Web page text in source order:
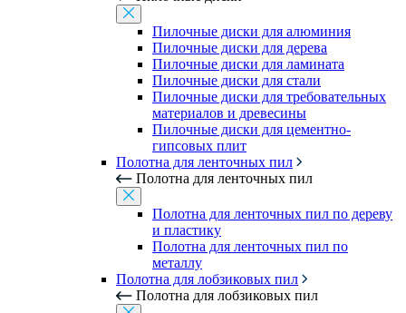
Пилочные диски для алюминия
Пилочные диски для дерева
Пилочные диски для ламината
Пилочные диски для стали
Пилочные диски для требовательных
материалов и древесины
Пилочные диски для цементно-
гипсовых плит
Полотна для ленточных пил
Полотна для ленточных пил
Полотна для ленточных пил по дереву
и пластику
Полотна для ленточных пил по
металлу
Полотна для лобзиковых пил
Полотна для лобзиковых пил